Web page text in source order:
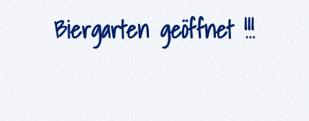
Biergarten geöffnet !!!